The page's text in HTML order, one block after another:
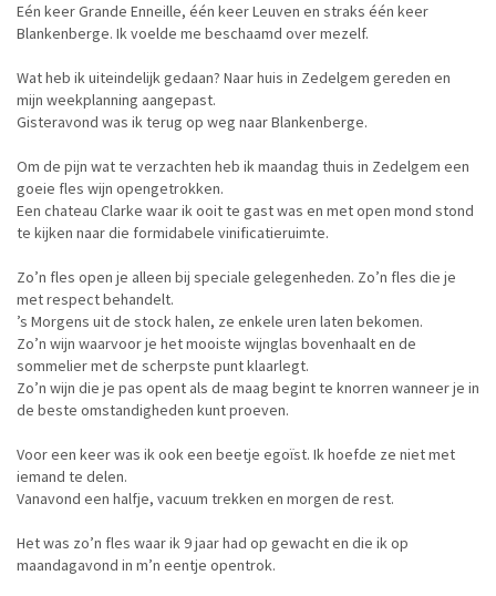
Eén keer Grande Enneille, één keer Leuven en straks één keer
Blankenberge. Ik voelde me beschaamd over mezelf.
Wat heb ik uiteindelijk gedaan? Naar huis in Zedelgem gereden en
mijn weekplanning aangepast.
Gisteravond was ik terug op weg naar Blankenberge.
Om de pijn wat te verzachten heb ik maandag thuis in Zedelgem een
goeie fles wijn opengetrokken.
Een chateau Clarke waar ik ooit te gast was en met open mond stond
te kijken naar die formidabele vinificatieruimte.
Zo’n fles open je alleen bij speciale gelegenheden. Zo’n fles die je
met respect behandelt.
’s Morgens uit de stock halen, ze enkele uren laten bekomen.
Zo’n wijn waarvoor je het mooiste wijnglas bovenhaalt en de
sommelier met de scherpste punt klaarlegt.
Zo’n wijn die je pas opent als de maag begint te knorren wanneer je in
de beste omstandigheden kunt proeven.
Voor een keer was ik ook een beetje egoïst. Ik hoefde ze niet met
iemand te delen.
Vanavond een halfje, vacuum trekken en morgen de rest.
Het was zo’n fles waar ik 9 jaar had op gewacht en die ik op
maandagavond in m’n eentje opentrok.